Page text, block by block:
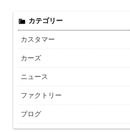
カテゴリー
カスタマー
カーズ
ニュース
ファクトリー
ブログ